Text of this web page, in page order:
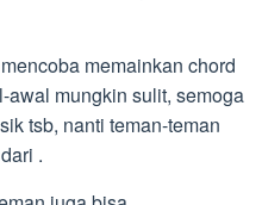
memainkan chord
mungkin sulit, semoga
tsb, nanti teman-teman
.